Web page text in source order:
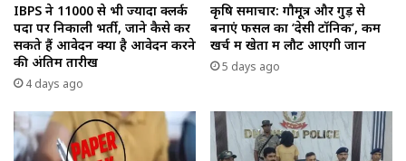
IBPS ने 11000 से भी ज्यादा क्लर्क
पदों पर निकाली भर्ती, जाने कैसे कर
सकते हैं आवेदन क्या है आवेदन करने
की अंतिम तारीख
4 days ago
कृषि समाचार: गौमूत्र और गुड़ से
बनाएं फसल का ‘देसी टॉनिक’, कम
खर्च में खेतों में लौट आएगी जान
5 days ago